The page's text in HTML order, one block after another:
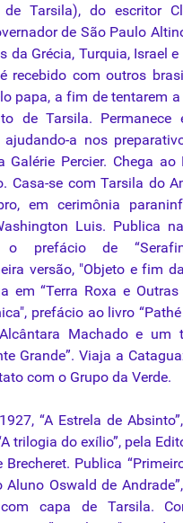
Tarsila), do escritor
de São Paulo
da Grécia, Turquia, Israel e
recebido com outros
papa, a fim de tentarem
de Tarsila. Permanece
a nos
Galérie Percier. Chega ao
Casa-se com Tarsila do
em cerimônia
Luis. Publica
o prefácio de
versão, "Objeto e fim
em “Terra Roxa e Outras
prefácio ao livro
Machado e um
Grande”. Viaja a
com o Grupo da Verde.
“A Estrela de
trilogia do exílio”, pela
Publica “Primeiro
Oswald de Andrade”,
capa de Tarsila.